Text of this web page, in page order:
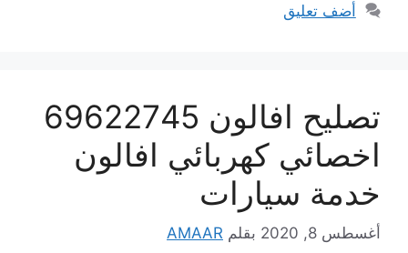
أضف تعليق
تصليح افالون 69622745
اخصائي كهربائي افالون
خدمة سيارات
أغسطس 8, 2020 بقلم AMAAR